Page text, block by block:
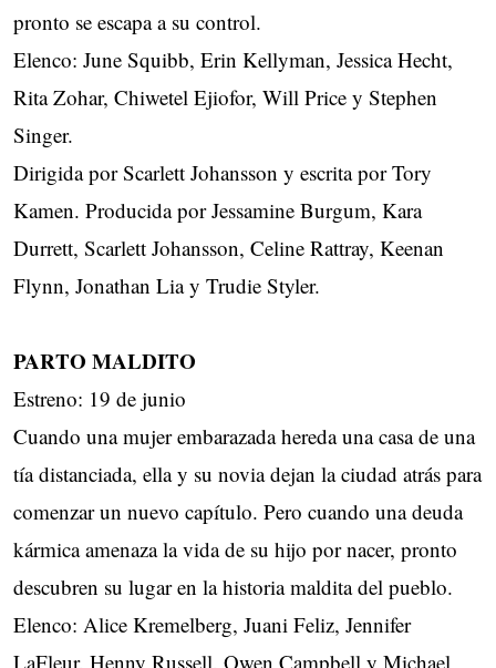
pronto se escapa a su control.
Elenco: June Squibb, Erin Kellyman, Jessica Hecht,
Rita Zohar, Chiwetel Ejiofor, Will Price y Stephen
Singer.
Dirigida por Scarlett Johansson y escrita por Tory
Kamen. Producida por Jessamine Burgum, Kara
Durrett, Scarlett Johansson, Celine Rattray, Keenan
Flynn, Jonathan Lia y Trudie Styler.
PARTO MALDITO
Estreno: 19 de junio
Cuando una mujer embarazada hereda una casa de una
tía distanciada, ella y su novia dejan la ciudad atrás para
comenzar un nuevo capítulo. Pero cuando una deuda
kármica amenaza la vida de su hijo por nacer, pronto
descubren su lugar en la historia maldita del pueblo.
Elenco: Alice Kremelberg, Juani Feliz, Jennifer
LaFleur, Henny Russell, Owen Campbell y Michael